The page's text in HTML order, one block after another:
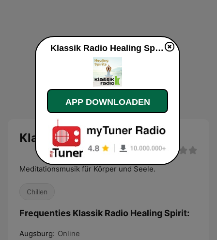
Klassik Radio Healing Spirit
Meditationsmusik für Körper und Seele.
Chillen
Frequenties Klassik Radio Healing Spirit:
Augsburg: Online
Klassik Radio Healing Spirit live luisteren
APP DOWNLOADEN